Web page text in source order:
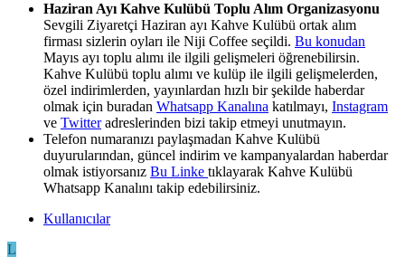
Haziran Ayı Kahve Kulübü Toplu Alım Organizasyonu
Sevgili Ziyaretçi Haziran ayı Kahve Kulübü ortak alım
firması sizlerin oyları ile Niji Coffee seçildi. Bu konudan
Mayıs ayı toplu alımı ile ilgili gelişmeleri öğrenebilirsin.
Kahve Kulübü toplu alımı ve kulüp ile ilgili gelişmelerden,
özel indirimlerden, yayınlardan hızlı bir şekilde haberdar
olmak için buradan Whatsapp Kanalına katılmayı, Instagram
ve Twitteradreslerinden bizi takip etmeyi unutmayın.
Telefon numaranızı paylaşmadan Kahve Kulübü
duyurularından, güncel indirim ve kampanyalardan haberdar
olmak istiyorsanız Bu Linke tıklayarak Kahve Kulübü
Whatsapp Kanalını takip edebilirsiniz.
Kullanıcılar
L